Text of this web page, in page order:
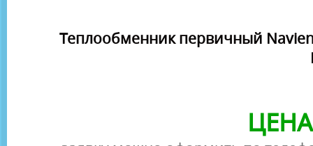
Теплообменник первичный